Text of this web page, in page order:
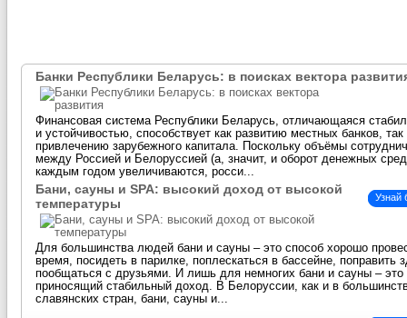
Банки Республики Беларусь: в поисках вектора
Финансовая система Республики Беларусь, отличающаяся
и устойчивостью, способствует как развитию местных банков, так
привлечению зарубежного капитала. Поскольку объёмы
между Россией и Белоруссией (а, значит, и оборот денежных
каждым годом увеличиваются, росси...
Узнай
Бани, сауны и SPA: высокий доход от высокой
температуры
Для большинства людей бани и сауны – это способ хорошо
время, посидеть в парилке, поплескаться в бассейне, поправить
пообщаться с друзьями. И лишь для немногих бани и сауны – это
приносящий стабильный доход. В Белоруссии, как и в
славянских стран, бани, сауны и...